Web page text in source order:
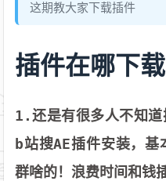
这期教大家下载插件
插件在哪下载
1.还是有很多人不知
b站搜AE插件安装，
群啥的！浪费时间和钱